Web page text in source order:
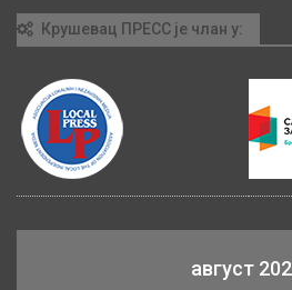
Крушевац ПРЕСС је члан у:
август